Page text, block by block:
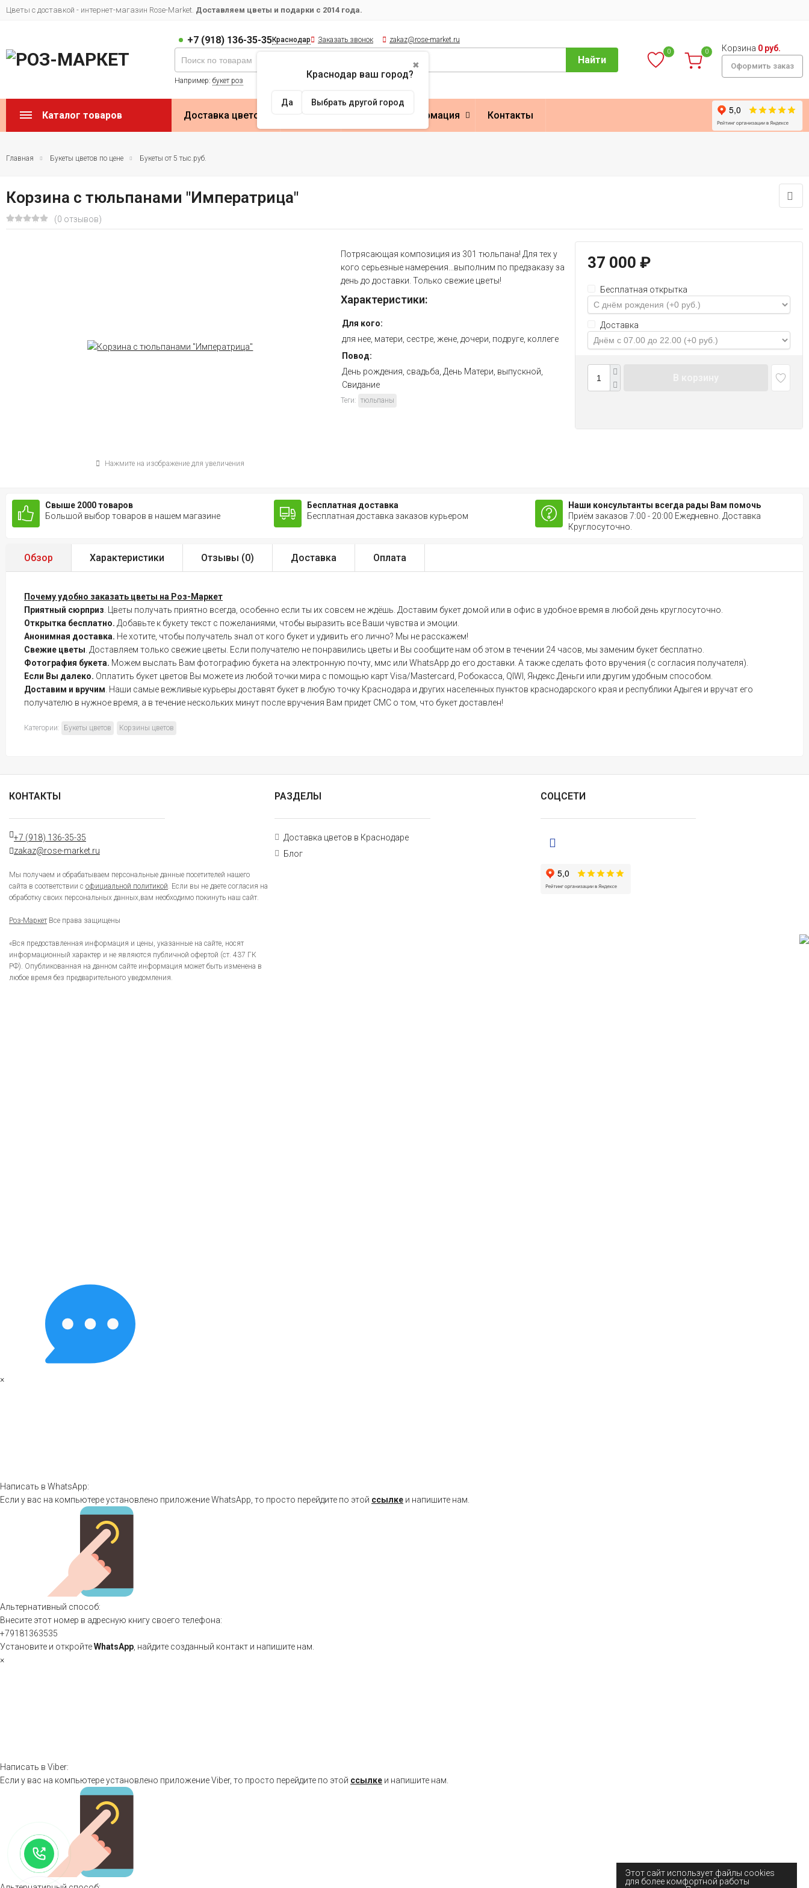
Этот сайт использует файлы cookies
для более комфортной работы
Цветы с доставкой - интернет-магазин Rose-Market. Доставляем цветы и подарки с 2014 года.
+7 (918) 136-35-35Краснодар
✖
Краснодар ваш город?
Да Выбрать другой город
Заказать звонок zakaz@rose-market.ru
Найти
Например: букет роз
0 0 Корзина 0 руб.
Оформить заказ
Каталог товаров Доставка цветов Оплата Полезная информация Контакты
Главная Букеты цветов по цене Букеты от 5 тыс.руб.
Корзина с тюльпанами "Императрица"
(0 отзывов)
Нажмите на изображение для увеличения
Потрясающая композиция из 301 тюльпана! Для тех у
кого серьезные намерения...выполним по предзаказу за
день до доставки. Только свежие цветы!
Характеристики:
Для кого:
для нее, матери, сестре, жене, дочери, подруге, коллеге
Повод:
День рождения, свадьба, День Матери, выпускной,
Свидание
Теги: тюльпаны
37 000 ₽
Бесплатная открытка
Доставка
Свыше 2000 товаров
Большой выбор товаров в нашем магазине
Бесплатная доставка
Бесплатная доставка заказов курьером
Наши консультанты всегда рады Вам помочь
Приём заказов 7:00 - 20:00 Ежедневно. Доставка
Круглосуточно.
Обзор Характеристики Отзывы (0) Доставка Оплата
Почему удобно заказать цветы на Роз-Маркет
Приятный сюрприз . Цветы получать приятно всегда, особенно если ты их совсем не ждёшь. Доставим букет домой или в офис в удобное время в любой день круглосуточно.
Открытка бесплатно. Добавьте к букету текст с пожеланиями, чтобы выразить все Ваши чувства и эмоции.
Анонимная доставка. Не хотите, чтобы получатель знал от кого букет и удивить его лично? Мы не расскажем!
Свежие цветы . Доставляем только свежие цветы. Если получателю не понравились цветы и Вы сообщите нам об этом в течении 24 часов, мы заменим букет бесплатно.
Фотография букета. Можем выслать Вам фотографию букета на электронную почту, ммс или WhatsApp до его доставки. А также сделать фото вручения (с согласия получателя).
Если Вы далеко. Оплатить букет цветов Вы можете из любой точки мира с помощью карт Visa/Mastercard, Робокасса, QIWI, Яндекс.Деньги или другим удобным способом.
Доставим и вручим . Наши самые вежливые курьеры доставят букет в любую точку Краснодара и других населенных пунктов краснодарского края и республики Адыгея и вручат его
получателю в нужное время, а в течение нескольких минут после вручения Вам придет СМС о том, что букет доставлен!
Категории: Букеты цветов Корзины цветов
КОНТАКТЫ
+7 (918) 136-35-35
zakaz@rose-market.ru
Мы получаем и обрабатываем персональные данные посетителей нашего
сайта в соответствии с официальной политикой. Если вы не даете согласия на
обработку своих персональных данных,вам необходимо покинуть наш сайт.
Роз-МаркетВсе права защищены
«Вся предоставленная информация и цены, указанные на сайте, носят
информационный характер и не являются публичной офертой (ст. 437 ГК
РФ). Опубликованная на данном сайте информация может быть изменена в
любое время без предварительного уведомления.
РАЗДЕЛЫ
Доставка цветов в Краснодаре
Блог
СОЦСЕТИ
×
Написать в WhatsApp:
Если у вас на компьютере установлено приложение WhatsApp, то просто перейдите по этой ссылке и напишите нам.
Альтернативный способ:
Внесите этот номер в адресную книгу своего телефона:
+79181363535
Установите и откройтеWhatsApp , найдите созданный контакт и напишите нам.
×
Написать в Viber:
Если у вас на компьютере установлено приложение Viber, то просто перейдите по этой ссылке и напишите нам.